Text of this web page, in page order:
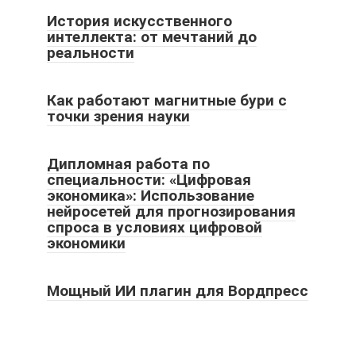
История искусственного
интеллекта: от мечтаний до
реальности
Как работают магнитные бури с
точки зрения науки
Дипломная работа по
специальности: «Цифровая
экономика»: Использование
нейросетей для прогнозирования
спроса в условиях цифровой
экономики
Мощный ИИ плагин для Вордпресс